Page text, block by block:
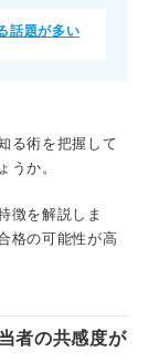
話題が多い
る術を把握して
うか。
徴を解説しま
格の可能性が高
者の共感度が